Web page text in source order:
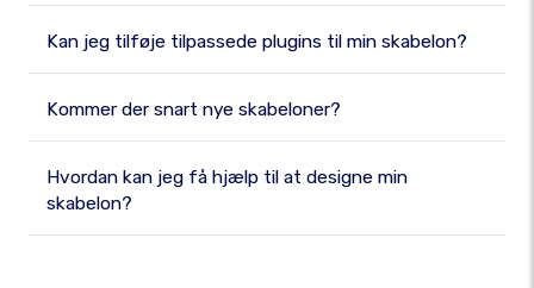
Kan jeg tilføje tilpassede plugins til min skabelon?
Kommer der snart nye skabeloner?
Hvordan kan jeg få hjælp til at designe min
skabelon?